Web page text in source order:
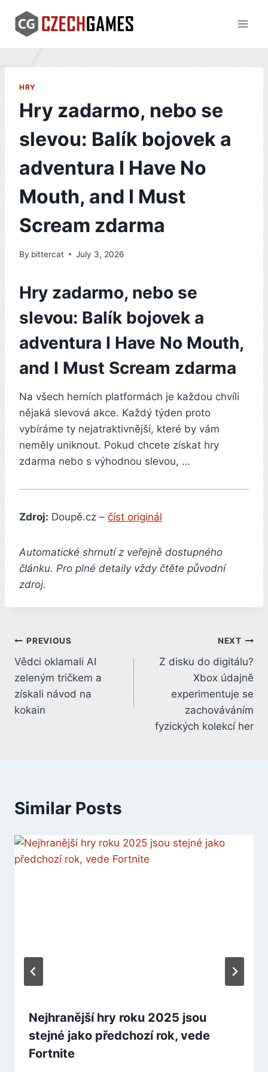
content
HRY
Hry zadarmo, nebo se
slevou: Balík bojovek a
adventura I Have No
Mouth, and I Must
Scream zdarma
By bittercat July 3, 2026
Hry zadarmo, nebo se
slevou: Balík bojovek a
adventura I Have No Mouth,
and I Must Scream zdarma
Na všech herních platformách je každou chvíli
nějaká slevová akce. Každý týden proto
vybíráme ty nejatraktivnější, které by vám
neměly uniknout. Pokud chcete získat hry
zdarma nebo s výhodnou slevou, …
Zdroj: Doupě.cz – číst originál
Automatické shrnutí z veřejně dostupného
článku. Pro plné detaily vždy čtěte původní
zdroj.
Post
navigation
PREVIOUS
Vědci oklamali AI
zeleným tričkem a
získali návod na
kokain
NEXT
Z disku do digitálu?
Xbox údajně
experimentuje se
zachováváním
fyzických kolekcí her
Similar Posts
Nejhranější hry roku 2025 jsou
stejné jako předchozí rok, vede
Fortnite